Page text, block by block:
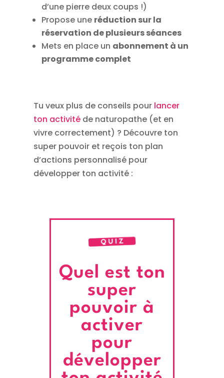
d’une pierre deux coups !)
Propose une réduction sur la
réservation de plusieurs séances
Mets en place un abonnement à un
programme complet
Tu veux plus de conseils pour lancer
ton activité de naturopathe (et en
vivre correctement) ? Découvre ton
super pouvoir et reçois ton plan
d’actions personnalisé pour
développer ton activité :
Quel est ton
super
pouvoir à
activer
pour
développer